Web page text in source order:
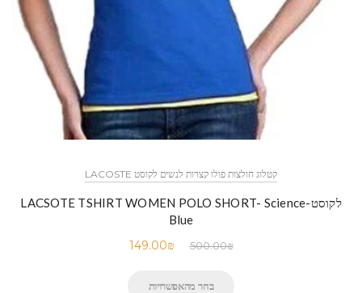
קטלוג חולצות פולו קצרות לנשים לקוסט LACOSTE
לקוסט-LACSOTE TSHIRT WOMEN POLO SHORT- Science
Blue
500.00₪
149.00₪
בחר מהאפשרויות